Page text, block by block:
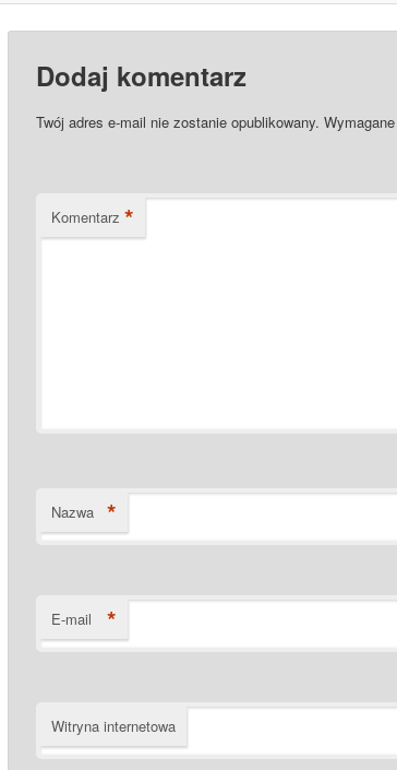
Dodaj komentarz
Twój adres e-mail nie zostanie opublikowany.
Komentarz *
Nazwa *
E-mail *
Witryna internetowa